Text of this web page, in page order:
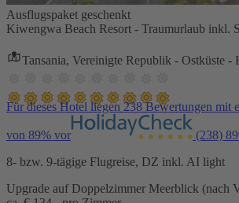
Ausflugspaket geschenkt
Kiwengwa Beach Resort - Traumurlaub inkl.
Tansania, Vereinigte Republik - Ostküste -
Für dieses Hotel liegen 238 Bewertungen mit
von 89% vor (238)
8- bzw. 9-tägige Flugreise, DZ inkl. AI light
Upgrade auf Doppelzimmer Meerblick (nach